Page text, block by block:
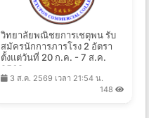
วิทยาลัยพณิชยการเชตุพน รับ
สมัครนักการภารโรง 2 อัตรา
ตั้งแต่วันที่ 20 ก.ค. - 7 ส.ค.
2569
3 ส.ค. 2569 เวลา 21:54 น.
148